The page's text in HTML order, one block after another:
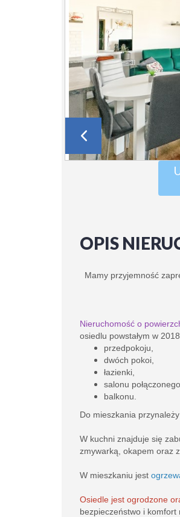
OPIS
Mamy przyjemność
Nieruchomość o
osiedlu powstałym w
przedpokoju,
dwóch pokoi,
łazienki,
salonu
balkonu.
Do mieszkania
W kuchni znajduje się
zmywarką, okapem oraz
W mieszkaniu jest
Osiedle jest ogrodzone
bezpieczeństwo i komfort